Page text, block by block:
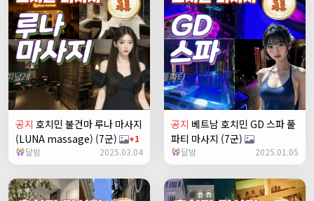
공지 호치민 불건마 루나 마사지
(LUNA massage) (7군)
+1
달밤
2025.03.04
공지 베트남 호치민 GD 스파 풀
파티 마사지 (7군)
달밤 2025.01.05